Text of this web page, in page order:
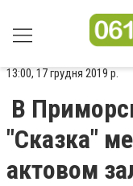
13:00, 17 грудня 2019 р.
В
"Сказка"
актовом